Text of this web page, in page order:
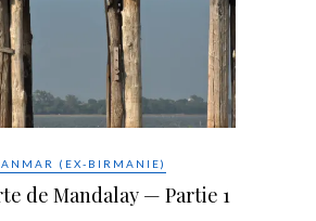
(EX-BIRMANIE)
de Mandalay — Partie 1